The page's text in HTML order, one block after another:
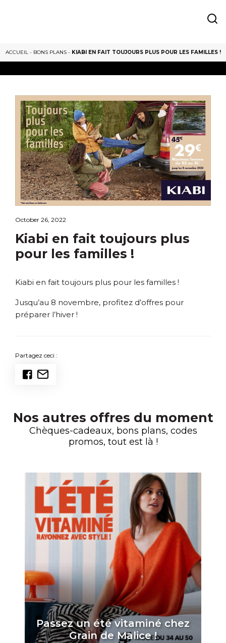
ACCUEIL- BONS PLANS- KIABI EN FAIT TOUJOURS PLUS POUR LES FAMILLES !
October 26, 2022
Kiabi en fait toujours plus
pour les familles !
Kiabi en fait toujours plus pour les familles !
Jusqu’au 8 novembre, profitez d’offres pour
préparer l’hiver !
Partagez ceci :
Nos autres offres du moment
Chèques-cadeaux, bons plans, codes
promos, tout est là !
Passez un été vitaminé chez
Grain de Malice !